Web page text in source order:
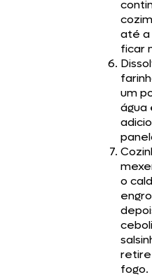
até a
ficar
um
água
o
fogo.